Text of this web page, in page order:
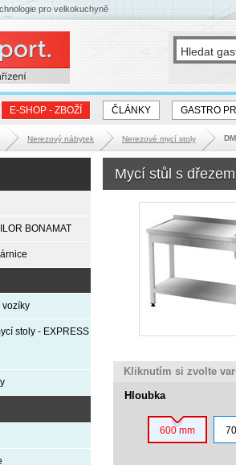
E-SHOP - ZBOŽÍ ČLÁNKY GASTRO
Nerezový nábytek Nerezové mycí stoly
Mycí stůl s
Kliknutím si zvolte
Hloubka
600 mm
BONAMAT
vozíky
stoly - EXPRESS
pro velkokuchyně